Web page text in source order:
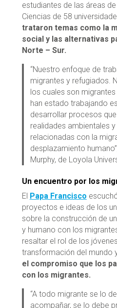
estudiantes de las áreas
Ciencias de 58
trataron temas como la
social y las alternativas
Norte – Sur.
“Nuestro enfoque de
migrantes y refugiados.
los cuales son
han estado trabajando
desarrollar procesos
realidades ambientales
relacionadas con la
desplazamiento
Murphy, de Loyola
Un encuentro por los
El Papa Francisco
proyectos e ideas de los
sobre la construcción de
y humano con los
resaltar el rol de los
transformación del mundo
el compromiso que los
con los migrantes.
“A todo migrante se lo
acompañar, se lo debe